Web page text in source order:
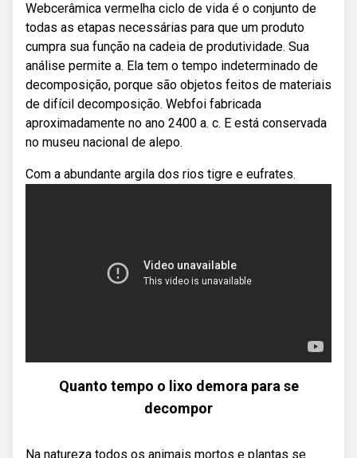
Webcerâmica vermelha ciclo de vida é o conjunto de
todas as etapas necessárias para que um produto
cumpra sua função na cadeia de produtividade. Sua
análise permite a. Ela tem o tempo indeterminado de
decomposição, porque são objetos feitos de materiais
de difícil decomposição. Webfoi fabricada
aproximadamente no ano 2400 a. c. E está conservada
no museu nacional de alepo.
Com a abundante argila dos rios tigre e eufrates.
Quanto tempo o lixo demora para se
decompor
Na natureza todos os animais mortos e plantas se